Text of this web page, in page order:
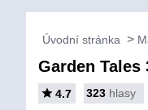
Úvodní stránka
Garden Tales
4.7 323 hlasy